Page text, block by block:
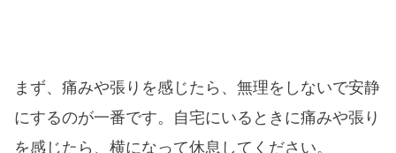
まず、痛みや張りを感じたら、無理をしないで安静
にするのが一番です。自宅にいるときに痛みや張り
を感じたら、横になって休息してください。